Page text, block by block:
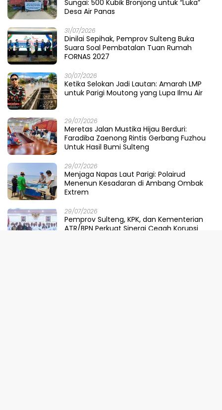
Sungai: 500 Kubik Bronjong untuk “Luka”
Desa Air Panas
31/07/2026
Dinilai Sepihak, Pemprov Sulteng Buka
Suara Soal Pembatalan Tuan Rumah
FORNAS 2027
30/07/2026
Ketika Selokan Jadi Lautan: Amarah LMP
untuk Parigi Moutong yang Lupa Ilmu Air
29/07/2026
Meretas Jalan Mustika Hijau Berduri:
Faradiba Zaenong Rintis Gerbang Fuzhou
Untuk Hasil Bumi Sulteng
29/07/2026
​Menjaga Napas Laut Parigi: Polairud
Menenun Kesadaran di Ambang Ombak
Extrem
29/07/2026
Pemprov Sulteng, KPK, dan Kementerian
ATR/BPN Perkuat Sinergi Cegah Korupsi